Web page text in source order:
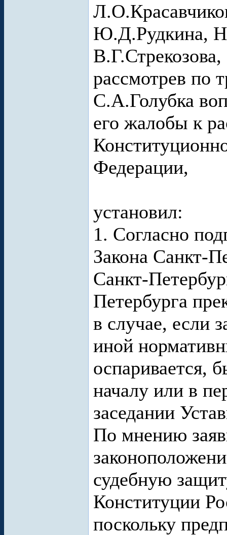
Ю.Д.Рудкина,
рассмотрев по
С.А.Голубка
его жалобы к
Федерации,
установил:
1. Согласно
Закона Санкт-
Санкт-
Петербурга
в случае, если
иной
оспаривается,
началу или в
заседании
По мнению
судебную
Конституции
поскольку